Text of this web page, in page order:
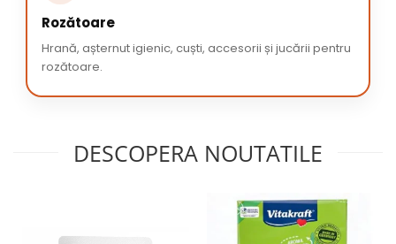
Rozătoare
Hrană, așternut igienic, cuști, accesorii și jucării pentru
rozătoare.
DESCOPERA NOUTATILE